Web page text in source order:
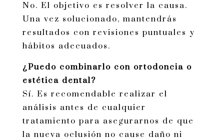
No. El objetivo es resolver la causa.
Una vez solucionado, mantendrás
resultados con revisiones puntuales y
hábitos adecuados.
¿Puedo combinarlo con ortodoncia o
estética dental?
Sí. Es recomendable realizar el
análisis antes de cualquier
tratamiento para asegurarnos de que
la nueva oclusión no cause daño ni